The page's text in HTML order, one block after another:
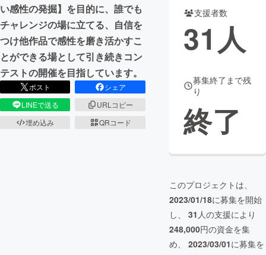
い感性の発掘】を目的に、誰でも
チャレンジの場に立てる、自信を
つけ他作品で感性を磨き活かすこ
とができる場として引き続きコン
テストの開催を目指しています。
ポスト
シェア
LINEで送る
URLコピー
埋め込み
QRコード
支援者数
31 人
募集終了まで残
り
終了
このプロジェクトは、
2023/01/18に募集を開始
し、 31 人の支援により
248,000円の資金を集
め、 2023/03/01に募集を